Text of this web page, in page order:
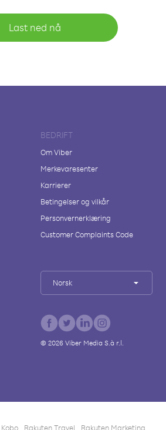
Last ned nå
BEDRIFT
Om Viber
Merkevaresenter
Karrierer
Betingelser og vilkår
Personvernerklæring
Customer Complaints Code
Norsk
© 2026Viber Media S.à r.l.
Rakuten Travel Rakuten Marketing